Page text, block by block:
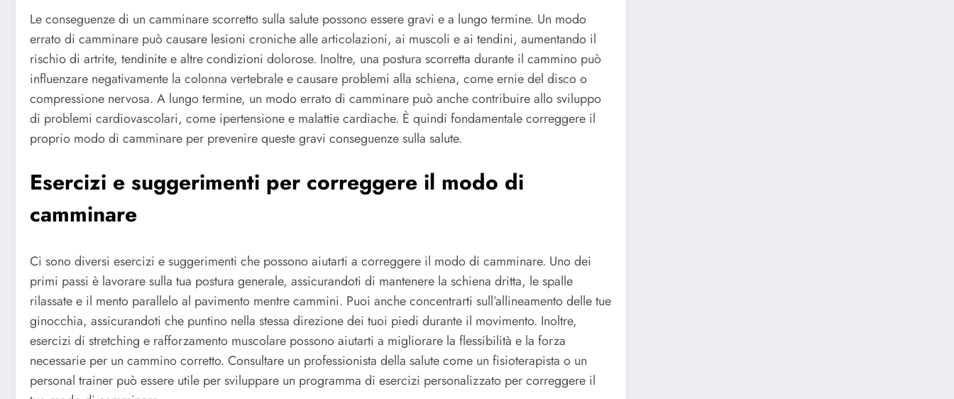
Le conseguenze di un camminare scorretto sulla salute possono essere gravi e a lungo termine. Un modo
errato di camminare può causare lesioni croniche alle articolazioni, ai muscoli e ai tendini, aumentando il
rischio di artrite, tendinite e altre condizioni dolorose. Inoltre, una postura scorretta durante il cammino può
influenzare negativamente la colonna vertebrale e causare problemi alla schiena, come ernie del disco o
compressione nervosa. A lungo termine, un modo errato di camminare può anche contribuire allo sviluppo
di problemi cardiovascolari, come ipertensione e malattie cardiache. È quindi fondamentale correggere il
proprio modo di camminare per prevenire queste gravi conseguenze sulla salute.
Esercizi e suggerimenti per correggere il modo di
camminare
Ci sono diversi esercizi e suggerimenti che possono aiutarti a correggere il modo di camminare. Uno dei
primi passi è lavorare sulla tua postura generale, assicurandoti di mantenere la schiena dritta, le spalle
rilassate e il mento parallelo al pavimento mentre cammini. Puoi anche concentrarti sull’allineamento delle tue
ginocchia, assicurandoti che puntino nella stessa direzione dei tuoi piedi durante il movimento. Inoltre,
esercizi di stretching e rafforzamento muscolare possono aiutarti a migliorare la flessibilità e la forza
necessarie per un cammino corretto. Consultare un professionista della salute come un fisioterapista o un
personal trainer può essere utile per sviluppare un programma di esercizi personalizzato per correggere il